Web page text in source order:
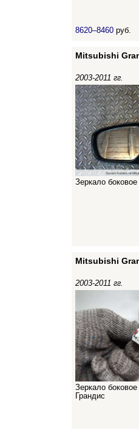
8620–8460 руб.
Mitsubishi
2003-2011 гг.
Зеркало
Mitsubishi
2003-2011 гг.
Зеркало
Грандис